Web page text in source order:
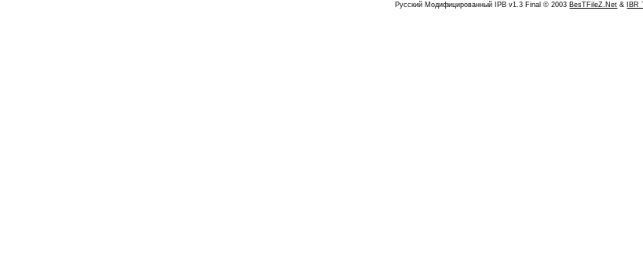
Русский Модифицированный IPB v1.3 Final © 2003 BesTFileZ.Net & IBR